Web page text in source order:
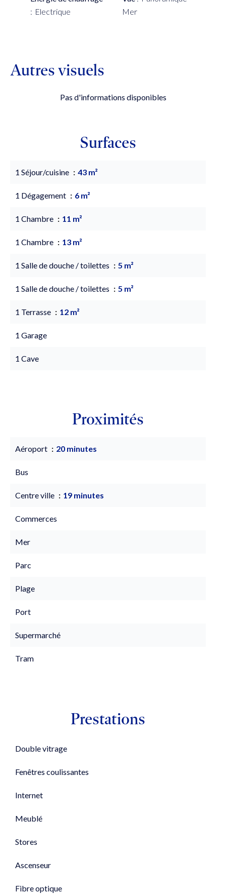
Electrique
Mer
Autres visuels
Pas d'informations disponibles
Surfaces
1 Séjour/cuisine 43 m²
1 Dégagement 6 m²
1 Chambre 11 m²
1 Chambre 13 m²
1 Salle de douche / toilettes 5 m²
1 Salle de douche / toilettes 5 m²
1 Terrasse 12 m²
1 Garage
1 Cave
Proximités
Aéroport 20 minutes
Bus
Centre ville 19 minutes
Commerces
Mer
Parc
Plage
Port
Supermarché
Tram
Prestations
Double vitrage
Fenêtres coulissantes
Internet
Meublé
Stores
Ascenseur
Fibre optique